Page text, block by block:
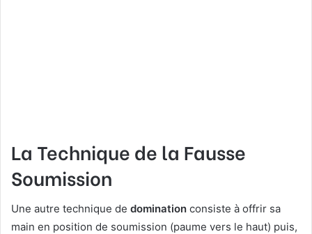
La Technique de la Fausse
Soumission
Une autre technique de domination consiste à offrir sa
main en position de soumission (paume vers le haut) puis,